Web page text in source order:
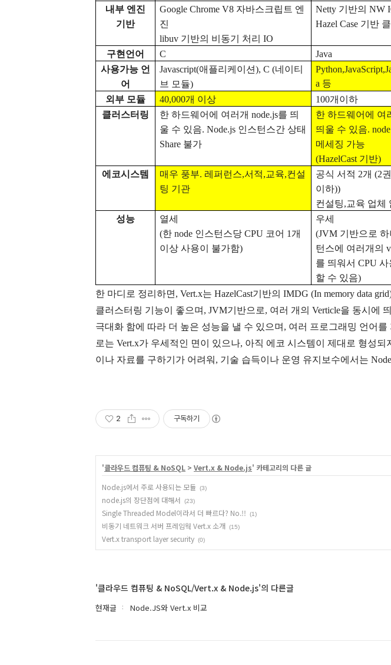
내부 엔진
기반
Google Chrome V8 자바스크립트 엔
진
libuv 기반의 비동기 처리 IO
Netty 기반의 NW
Hazel Case 기반
구현언어 C
Java
사용가능 언
어
Javascript(애플리케이션), C (네이티
브 모듈)
a 등
외부 모듈
40,000개 이상 100개이하
클러스터링
한 하드웨어에 여러개 node.js를 띄
울 수 있음. Node.js 인스턴스간 상태
Share 불가
한 하드웨어에 여
띄울 수 있음. node
메세징 가능
(HazelCast 기반)
에코시스템
매우 풍부. 레퍼런스,서적,교육,컨설
팅 기관
공식 서적 2개 (2
이하))
컨설팅,교육 업체
성능
열세
(한 node 인스턴스당 CPU 코어 1 개
이상 사용이 불가함)
우세
(JVM 기반으로 하
턴스에 여러개의
를 띄워서CPU사
할 수 있음)
한 마디로 정리하면 , Vert.x는 HazelCast기반의 IMDG (In memory data
클러스터링 기능이 좋으며 , JVM기반으로, 여러 개의 Verticle을 동시에
극대화 함에 따라 더 높은 성능을 낼 수 있으며 , 여러 프로그래밍 언어를
로는 Vert.x가 우세적인 면이 있으나, 아직 에코 시스템이 제대로 형성되
이나 자료를 구하기가 어려워 , 기술 습득이나 운영 유지보수에서는
2 구독하기
'클라우드 컴퓨팅 & NoSQL > Vert.x & Node.js' 카테고리의 다른 글
Node.js에서 주로 사용되는 모듈 (3)
node.js의 장단점에 대해서 (23)
Single Threaded Model이라서 더 빠르다? No.!! (1)
비동기 네트워크 서버 프레임웍 Vert.x 소개 (15)
Vert.x transport layer security (0)
'클라우드 컴퓨팅 & NoSQL/Vert.x & Node.js'의 다른글
현재글 Node.JS와 Vert.x 비교